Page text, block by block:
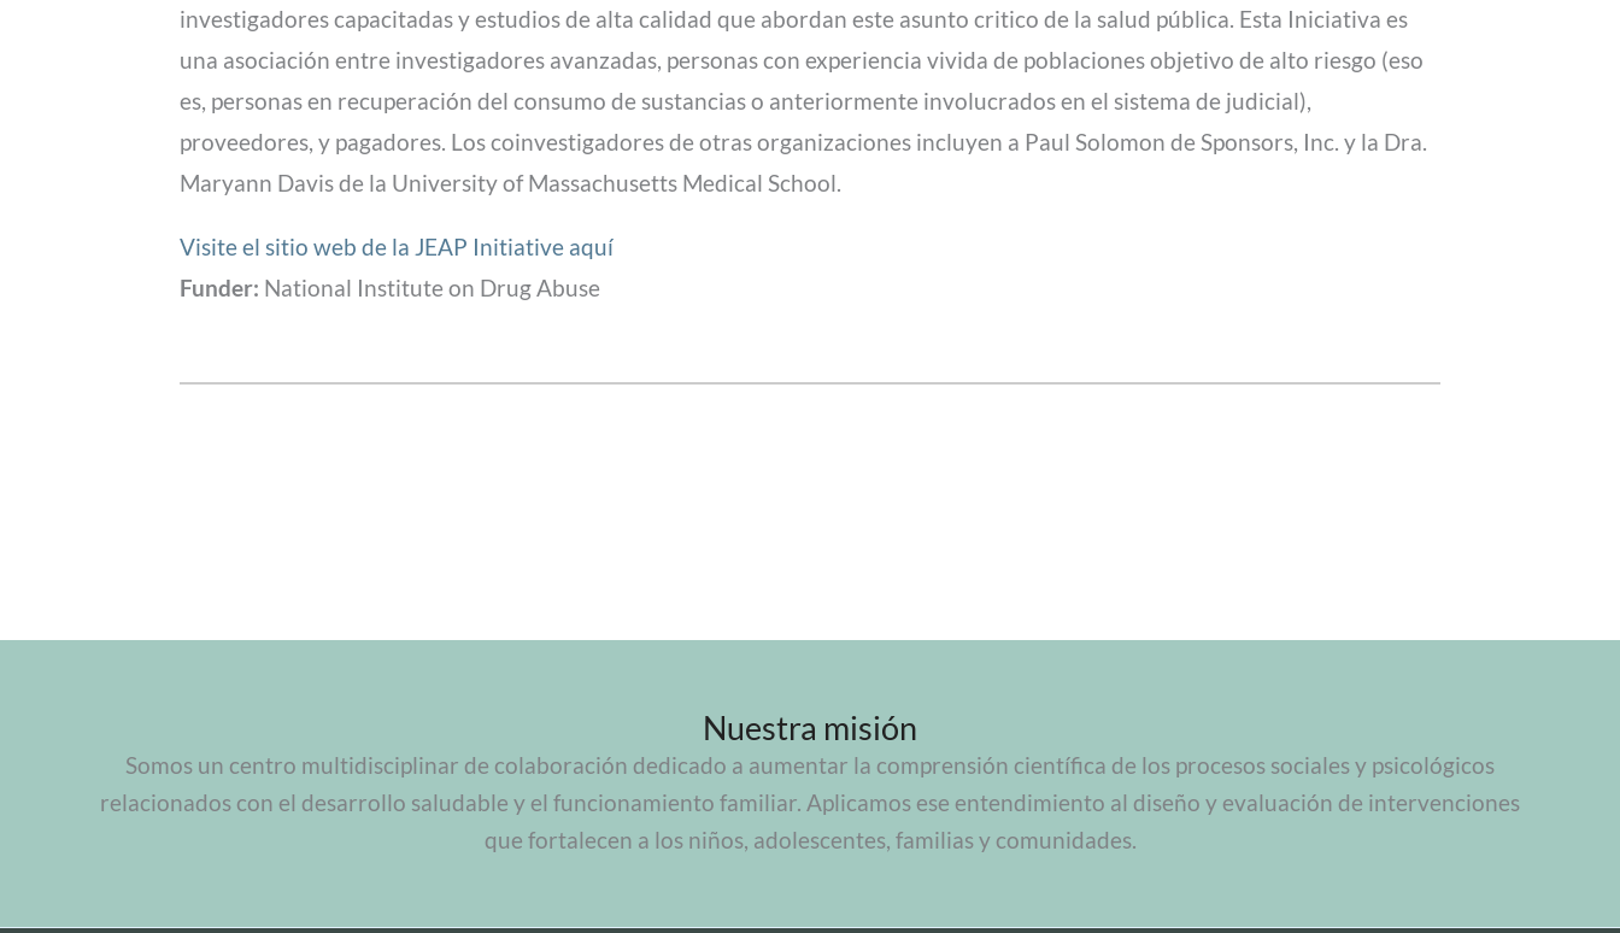
investigadores capacitadas y estudios de alta calidad que abordan este asunto critico de la salud pública. Esta Iniciativa es
una asociación entre investigadores avanzadas, personas con experiencia vivida de poblaciones objetivo de alto riesgo (eso
es, personas en recuperación del consumo de sustancias o anteriormente involucrados en el sistema de judicial),
proveedores, y pagadores. Los coinvestigadores de otras organizaciones incluyen a Paul Solomon de Sponsors, Inc. y la Dra.
Maryann Davis de la University of Massachusetts Medical School.
Visite el sitio web de la JEAP Initiative aquí
Funder: National Institute on Drug Abuse
Nuestra misión
Somos un centro multidisciplinar de colaboración dedicado a aumentar la comprensión científica de los procesos sociales y psicológicos
relacionados con el desarrollo saludable y el funcionamiento familiar. Aplicamos ese entendimiento al diseño y evaluación de intervenciones
que fortalecen a los niños, adolescentes, familias y comunidades.